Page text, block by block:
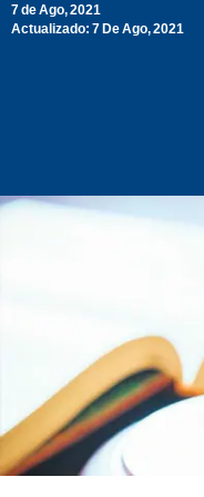
7 de Ago, 2021
Actualizado: 7 De Ago, 2021